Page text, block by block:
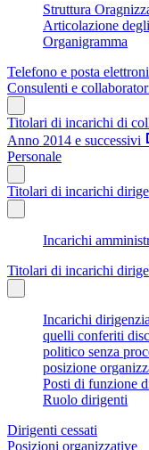
Struttura
Articolazione
Organigramma
Telefono e posta
Consulenti e
Titolari di incarichi di
Anno 2014 e successivi
Personale
Titolari di incarichi
Incarichi
Titolari di incarichi
Incarichi
quelli conferiti
politico senza
posizione
Posti di funzione
Ruolo dirigenti
Dirigenti cessati
Posizioni organizzative